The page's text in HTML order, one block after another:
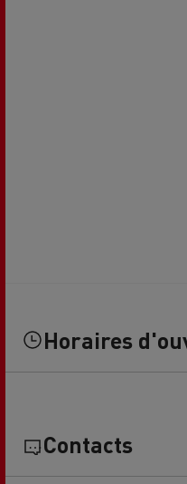
Horaires
Contacts